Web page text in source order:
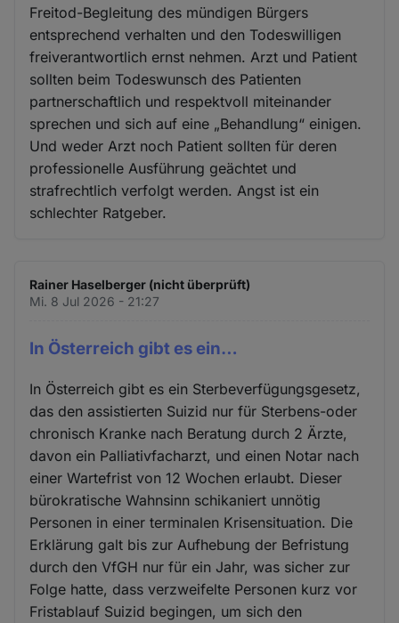
Freitod-Begleitung des mündigen Bürgers
entsprechend verhalten und den Todeswilligen
freiverantwortlich ernst nehmen. Arzt und Patient
sollten beim Todeswunsch des Patienten
partnerschaftlich und respektvoll miteinander
sprechen und sich auf eine „Behandlung“ einigen.
Und weder Arzt noch Patient sollten für deren
professionelle Ausführung geächtet und
strafrechtlich verfolgt werden. Angst ist ein
schlechter Ratgeber.
Rainer Haselberger (nicht überprüft)
Mi. 8 Jul 2026 - 21:27
In Österreich gibt es ein…
In Österreich gibt es ein Sterbeverfügungsgesetz,
das den assistierten Suizid nur für Sterbens-oder
chronisch Kranke nach Beratung durch 2 Ärzte,
davon ein Palliativfacharzt, und einen Notar nach
einer Wartefrist von 12 Wochen erlaubt. Dieser
bürokratische Wahnsinn schikaniert unnötig
Personen in einer terminalen Krisensituation. Die
Erklärung galt bis zur Aufhebung der Befristung
durch den VfGH nur für ein Jahr, was sicher zur
Folge hatte, dass verzweifelte Personen kurz vor
Fristablauf Suizid begingen, um sich den